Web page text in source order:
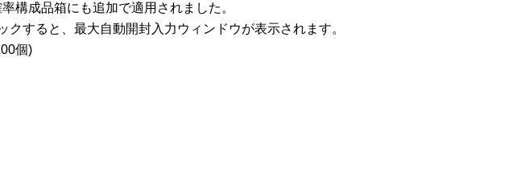
構成品箱にも追加で適用されました。
すると、最大自動開封入力ウィンドウが表示されます。
個)